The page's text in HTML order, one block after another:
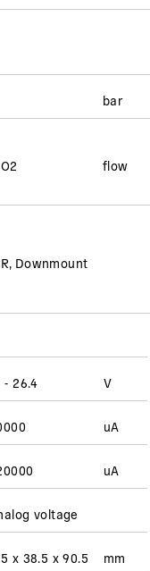
bar
flow
Downmount
- 26.4 V
uA
uA
voltage
x 38.5 x 90.5 mm